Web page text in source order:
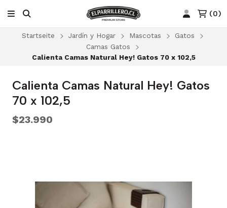
(0)
Startseite Jardín y Hogar Mascotas
Gatos
Camas Gatos
Calienta Camas Natural Hey! Gatos 70 x 102,5
Calienta Camas Natural Hey! Gatos
70 x 102,5
$23.990